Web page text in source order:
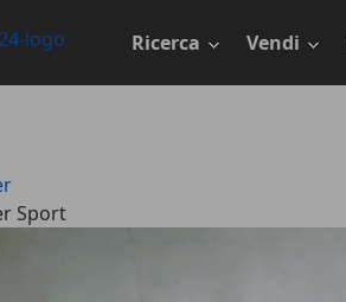
Ricerca Vendi
Sport